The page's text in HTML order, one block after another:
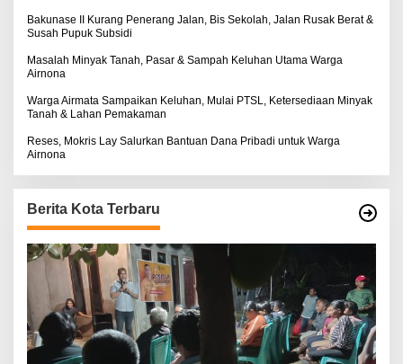
Bakunase II Kurang Penerang Jalan, Bis Sekolah, Jalan Rusak Berat &
Susah Pupuk Subsidi
Masalah Minyak Tanah, Pasar & Sampah Keluhan Utama Warga
Airnona
Warga Airmata Sampaikan Keluhan, Mulai PTSL, Ketersediaan Minyak
Tanah & Lahan Pemakaman
Reses, Mokris Lay Salurkan Bantuan Dana Pribadi untuk Warga
Airnona
Berita Kota Terbaru